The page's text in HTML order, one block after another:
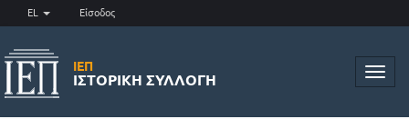
EL Είσοδος
ΙΕΠ
ΙΣΤΟΡΙΚΉ ΣΥΛΛΟΓΉ